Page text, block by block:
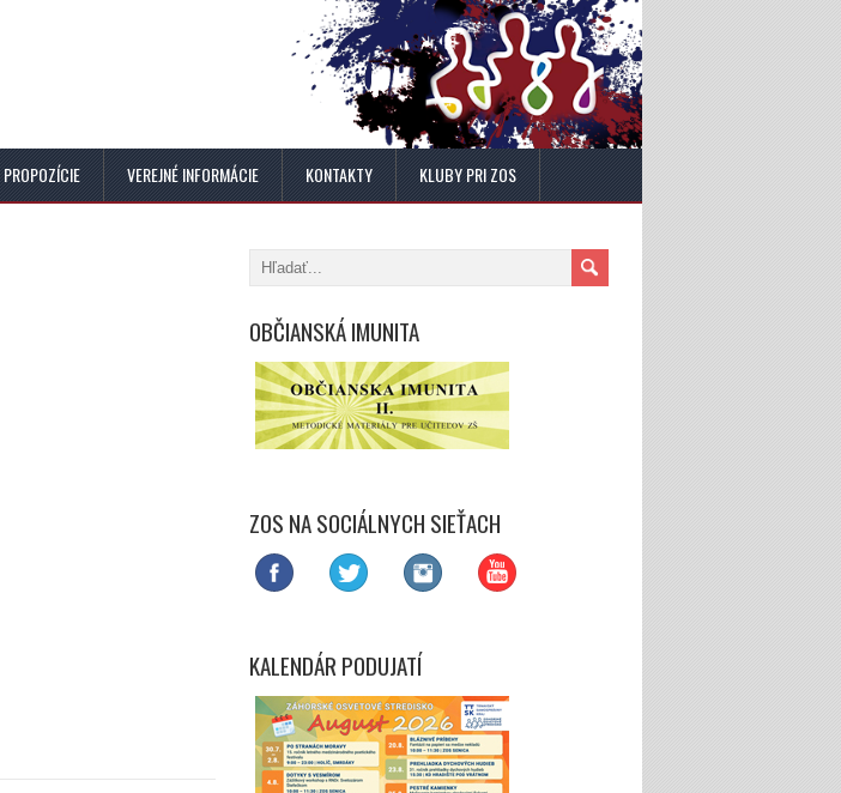
PROPOZÍCIE VEREJNÉ INFORMÁCIE KONTAKTY KLUBY PRI ZOS
OBČIANSKÁ IMUNITA
ZOS NA SOCIÁLNYCH SIEŤACH
KALENDÁR PODUJATÍ